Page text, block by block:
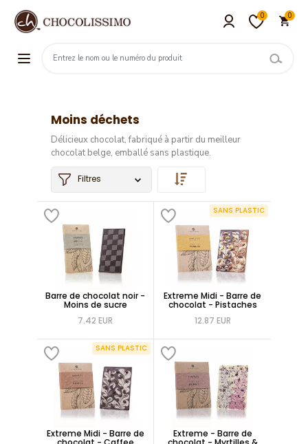
0 0
Moins déchets
Délicieux chocolat, fabriqué à partir du meilleur
chocolat belge, emballé sans plastique.
Filtres
Barre de chocolat noir -
Moins de sucre
7.42 EUR
SANS PLASTIC
Extreme Midi - Barre de
chocolat - Pistaches
12.87 EUR
SANS PLASTIC
Extreme Midi - Barre de Extreme - Barre de